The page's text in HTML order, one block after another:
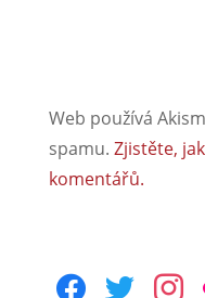
Web používá
spamu. Zjistěte,
komentářů.
facebooktwitter